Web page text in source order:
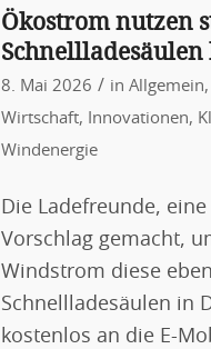
Ökostrom nutzen
8. Mai 2026 / in Allgemein,
Wirtschaft, Innovationen,
Windenergie
Die Ladefreunde,
Vorschlag gemacht,
Windstrom diese
Schnellladesäulen in
kostenlos an die E-